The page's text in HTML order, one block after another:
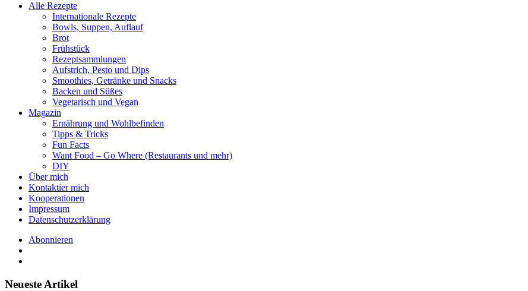
Alle Rezepte
Internationale Rezepte
Bowls, Suppen, Auflauf
Brot
Frühstück
Rezeptsammlungen
Aufstrich, Pesto und Dips
Smoothies, Getränke und Snacks
Backen und Süßes
Vegetarisch und Vegan
Magazin
Ernährung und Wohlbefinden
Tipps & Tricks
Fun Facts
Want Food – Go Where (Restaurants und mehr)
DIY
Über mich
Kontaktier mich
Kooperationen
Impressum
Datenschutzerklärung
Abonnieren
Neueste Artikel